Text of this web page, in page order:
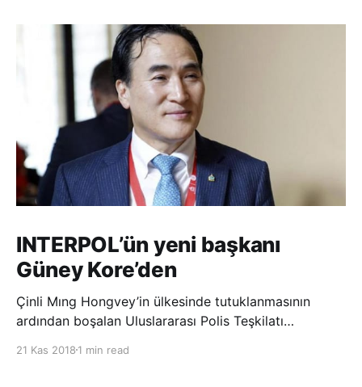
INTERPOL’ün yeni başkanı
Güney Kore’den
Çinli Mıng Hongvey’in ülkesinde tutuklanmasının
ardından boşalan Uluslararası Polis Teşkilatı
seçildi. INTERPOL Genel Kurulu’nun Dubai’deki
21 Kas 2018 1 min read